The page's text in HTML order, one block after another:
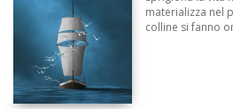
materializza nel
colline si fanno